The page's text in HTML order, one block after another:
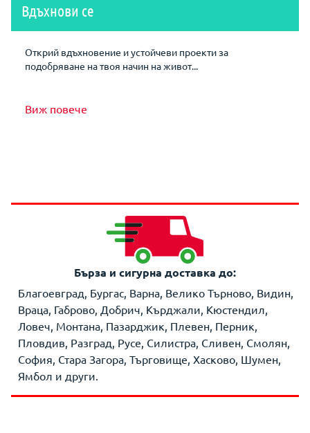
Вдъхнови се
Открий вдъхновение и устойчеви проекти за
подобряване на твоя начин на живот...
Виж повече
Бърза и сигурна доставка до:
Благоевград, Бургас, Варна, Велико Търново, Видин,
Враца, Габрово, Добрич, Кърджали, Кюстендил,
Ловеч, Монтана, Пазарджик, Плевен, Перник,
Пловдив, Разград, Русе, Силистра, Сливен, Смолян,
София, Стара Загора, Търговище, Хасково, Шумен,
Ямбол и други.